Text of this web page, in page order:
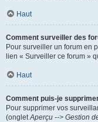
Haut
Comment surveiller des
Pour surveiller un forum en
lien « Surveiller ce forum »
Haut
Comment puis-je
Pour supprimer vos
(onglet Aperçu --> Gestion